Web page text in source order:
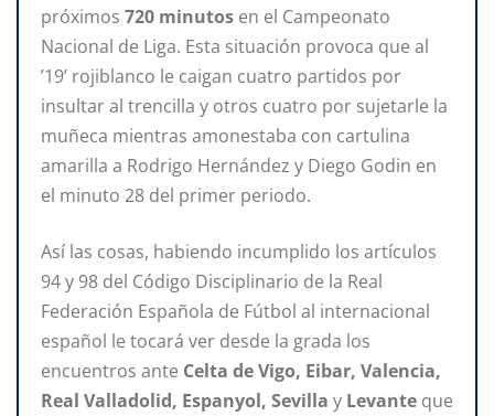
próximos 720 minutos en el Campeonato
Nacional de Liga. Esta situación provoca que al
’19’ rojiblanco le caigan cuatro partidos por
insultar al trencilla y otros cuatro por sujetarle la
muñeca mientras amonestaba con cartulina
amarilla a Rodrigo Hernández y Diego Godin en
el minuto 28 del primer periodo.
Así las cosas, habiendo incumplido los artículos
94 y 98 del Código Disciplinario de la Real
Federación Española de Fútbol al internacional
español le tocará ver desde la grada los
encuentros ante Celta de Vigo, Eibar, Valencia,
Real Valladolid, Espanyol, Sevilla y Levante que